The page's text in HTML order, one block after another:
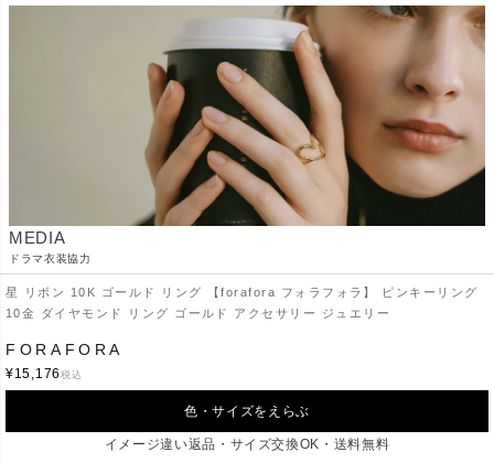
星 リボン 10K ゴールド リング 【forafora フォラフォラ】 ピンキーリング
10金 ダイヤモンド リング ゴールド アクセサリー ジュエリー
FORAFORA
¥15,176税込
色・サイズをえらぶ
イメージ違い返品・サイズ交換OK・送料無料
MEDIA
ドラマ衣装協力